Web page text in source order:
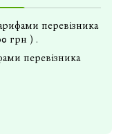
перевізника
грн ) .
перевізника